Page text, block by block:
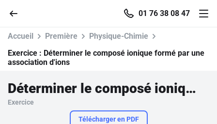
01 76 38 08 47
Parcourir
Accueil Première
Physique-Chimie
Exercice : Déterminer le composé ionique formé par une
association d'ions
Déterminer le composé ionique formé par une association d'ions
Exercice
Télécharger en PDF